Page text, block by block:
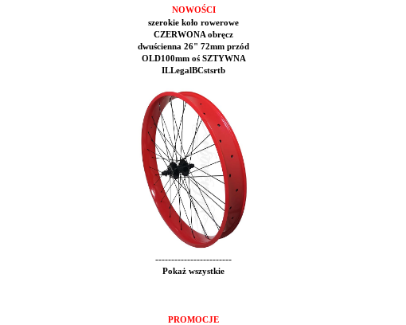
NOWOŚCI
szerokie koło rowerowe
CZERWONA obręcz
dwuścienna 26" 72mm przód
OLD100mm oś SZTYWNA
ILLegalBCstsrtb
------------------------
Pokaż wszystkie
PROMOCJE